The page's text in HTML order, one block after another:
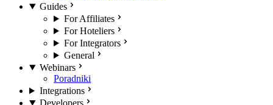
Guides
For Affiliates
For Hoteliers
For Integrators
General
Webinars
Poradniki
Integrations
Developers